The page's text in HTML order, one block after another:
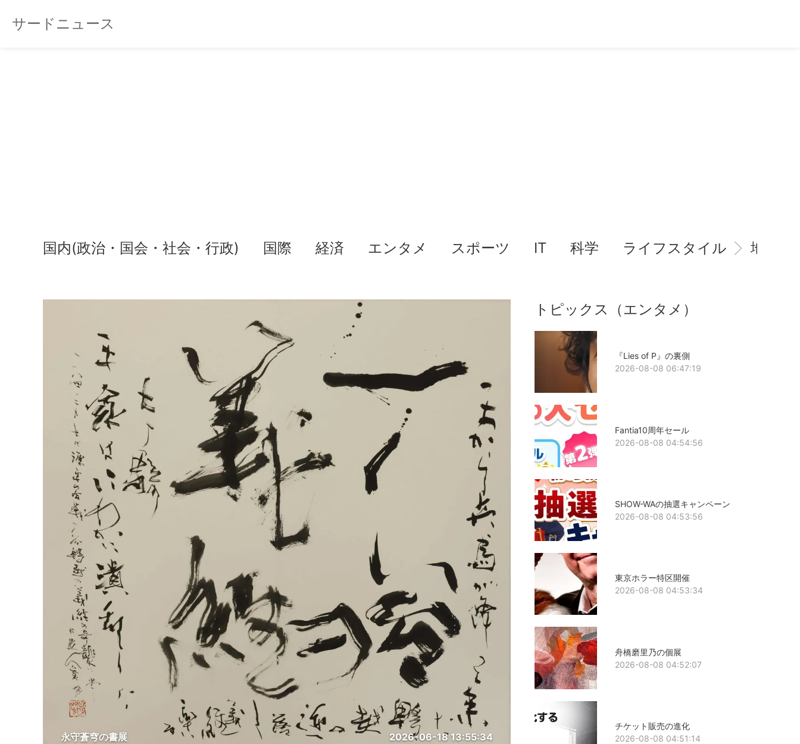
サードニュース
国内(政治・国会・社会・行政) 国際 経済 エンタメ スポーツ IT 科学 ライフスタイル 地域情
永守蒼穹の書展 2026-06-18 13:55:34
トピックス（エンタメ）
『Lies of P』の裏側
2026-08-08 06:47:19
Fantia10周年セール
2026-08-08 04:54:56
SHOW-WAの抽選キャンペーン
2026-08-08 04:53:56
東京ホラー特区開催
2026-08-08 04:53:34
舟橋磨里乃の個展
2026-08-08 04:52:07
チケット販売の進化
2026-08-08 04:51:14